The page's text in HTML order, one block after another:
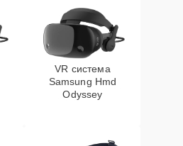
VR система
Samsung Hmd
Odyssey